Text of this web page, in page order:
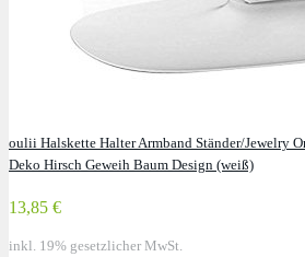
oulii Halskette Halter Armband Ständer/Jewelry
Deko Hirsch Geweih Baum Design (weiß)
13,85 €
inkl. 19% gesetzlicher MwSt.